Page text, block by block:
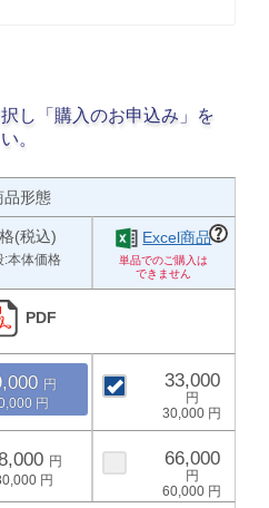
し「購入のお申込み」を
。
品形態
(税込)
:本体価格
Excel商品
PDF
33,000
30,000
66,000
60,000